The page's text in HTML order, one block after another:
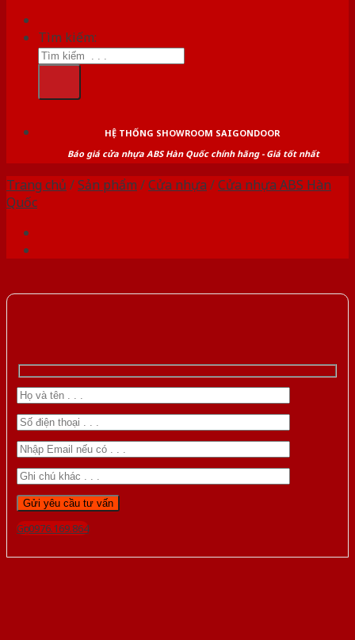
Tìm kiếm:
HỆ THỐNG SHOWROOM SAIGONDOOR
Báo giá cửa nhựa ABS Hàn Quốc chính hãng - Giá tốt nhất
Trang chủ /Sản phẩm /Cửa nhựa /Cửa nhựa ABS Hàn
Quốc
Gọi 0976.169.864